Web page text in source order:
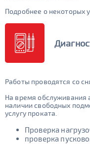
Подробнее о некоторых
Работы проводятся со
На время обслуживания
наличии свободных
услугу проката.
Проверка
проверка